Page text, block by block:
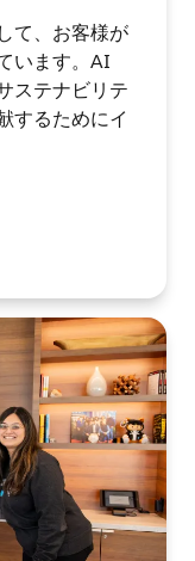
て、お客様が
います。AI
ステナビリテ
するためにイ